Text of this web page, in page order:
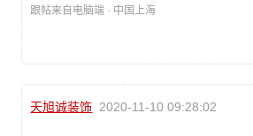
跟帖来自电脑端 · 中国上海
天旭诚装饰 2020-11-10 09:28:02